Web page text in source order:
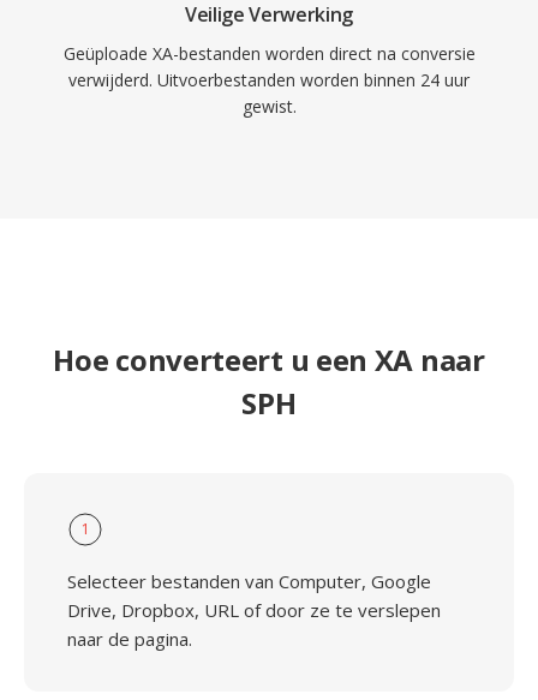
Veilige Verwerking
Geüploade XA-bestanden worden direct na conversie
verwijderd. Uitvoerbestanden worden binnen 24 uur
gewist.
Hoe converteert u een XA naar
SPH
1
Selecteer bestanden van Computer, Google
Drive, Dropbox, URL of door ze te verslepen
naar de pagina.